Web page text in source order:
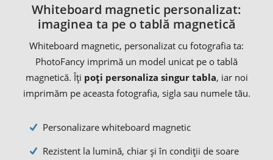
Whiteboard magnetic personalizat:
imaginea ta pe o tablă magnetică
Whiteboard magnetic, personalizat cu fotografia ta:
PhotoFancy imprimă un model unicat pe o tablă
magnetică. Îți poți personaliza singur tabla, iar noi
imprimăm pe aceasta fotografia, sigla sau numele tău.
Personalizare whiteboard magnetic
Rezistent la lumină, chiar și în condiții de soare